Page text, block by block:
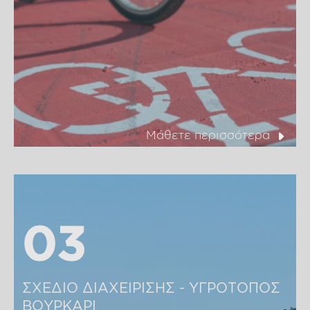
Μάθετε περισσότερα
03
03
ΣΧΕΔΙΟ ΔΙΑΧΕΙΡΙΣΗΣ - ΥΓΡΟΤΟΠΟΣ
ΒΟΥΡΚΑΡΙ